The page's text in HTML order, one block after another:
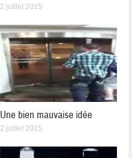
2 juillet 2015
Une bien mauvaise idée
2 juillet 2015